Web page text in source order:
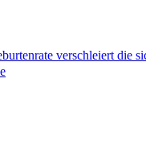
verschleiert die